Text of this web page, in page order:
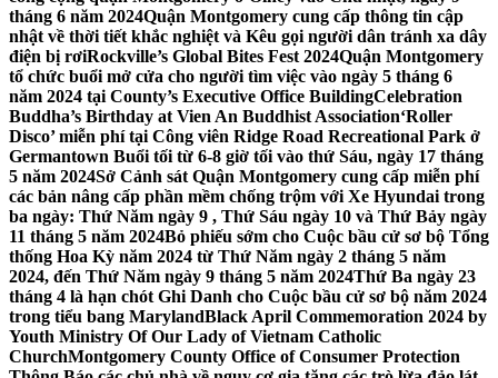
tháng 6 năm 2024Quận Montgomery cung cấp thông tin cập
nhật về thời tiết khắc nghiệt và Kêu gọi người dân tránh xa dây
điện bị rơiRockville’s Global Bites Fest 2024Quận Montgomery
tổ chức buổi mở cửa cho người tìm việc vào ngày 5 tháng 6
năm 2024 tại County’s Executive Office BuildingCelebration
Buddha’s Birthday at Vien An Buddhist Association‘Roller
Disco’ miễn phí tại Công viên Ridge Road Recreational Park ở
Germantown Buổi tối từ 6-8 giờ tối vào thứ Sáu, ngày 17 tháng
5 năm 2024Sở Cảnh sát Quận Montgomery cung cấp miễn phí
các bản nâng cấp phần mềm chống trộm với Xe Hyundai trong
ba ngày: Thứ Năm ngày 9 , Thứ Sáu ngày 10 và Thứ Bảy ngày
11 tháng 5 năm 2024Bỏ phiếu sớm cho Cuộc bầu cử sơ bộ Tổng
thống Hoa Kỳ năm 2024 từ Thứ Năm ngày 2 tháng 5 năm
2024, đến Thứ Năm ngày 9 tháng 5 năm 2024Thứ Ba ngày 23
tháng 4 là hạn chót Ghi Danh cho Cuộc bầu cử sơ bộ năm 2024
trong tiểu bang MarylandBlack April Commemoration 2024 by
Youth Ministry Of Our Lady of Vietnam Catholic
ChurchMontgomery County Office of Consumer Protection